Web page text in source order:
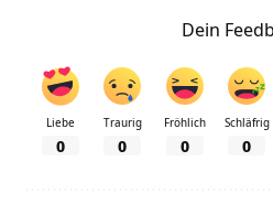
Dein
Liebe
0
Traurig
0
Fröhlich
0
Schläfrig
0